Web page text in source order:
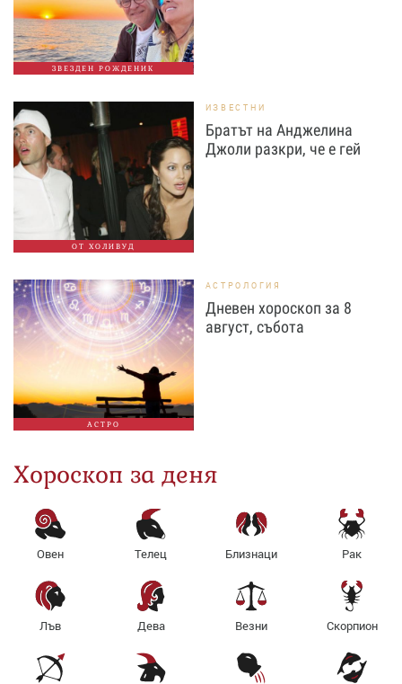
ЗВЕЗДЕН РОЖДЕНИК
ОТ ХОЛИВУД
ИЗВЕСТНИ
Братът на Анджелина
Джоли разкри, че е гей
АСТРО
АСТРОЛОГИЯ
Дневен хороскоп за 8
август, събота
Хороскоп за деня
Овен Телец Близнаци Рак
Лъв Дева Везни Скорпион